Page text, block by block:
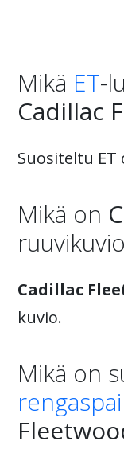
Mikä ET-
Cadillac
Suositeltu ET
Mikä on
Cadillac
kuvio.
Mikä on